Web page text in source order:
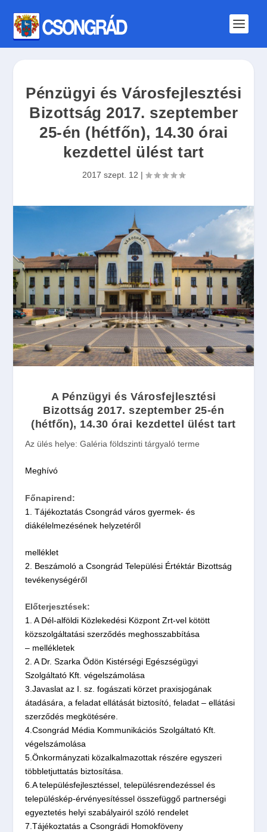
Pénzügyi és Városfejlesztési
Bizottság 2017. szeptember
25-én (hétfőn), 14.30 órai
kezdettel ülést tart
2017 szept. 12 |
A Pénzügyi és Városfejlesztési
Bizottság 2017. szeptember 25-én
(hétfőn), 14.30 órai kezdettel ülést tart
Az ülés helye: Galéria földszinti tárgyaló terme
Meghívó
Főnapirend:
1. Tájékoztatás Csongrád város gyermek- és
diákélelmezésének helyzetéről
melléklet
2. Beszámoló a Csongrád Települési Értéktár Bizottság
tevékenységéről
Előterjesztések:
1. A Dél-alföldi Közlekedési Központ Zrt-vel kötött
közszolgáltatási szerződés meghosszabbítása
– mellékletek
2. A Dr. Szarka Ödön Kistérségi Egészségügyi
Szolgáltató Kft. végelszámolása
3.Javaslat az I. sz. fogászati körzet praxisjogának
átadására, a feladat ellátását biztosító, feladat – ellátási
szerződés megkötésére.
4.Csongrád Média Kommunikációs Szolgáltató Kft.
végelszámolása
5.Önkormányzati közalkalmazottak részére egyszeri
többletjuttatás biztosítása.
6.A településfejlesztéssel, településrendezéssel és
településkép-érvényesítéssel összefüggő partnerségi
egyeztetés helyi szabályairól szóló rendelet
7.Tájékoztatás a Csongrádi Homokföveny